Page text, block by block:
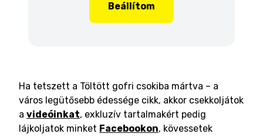
Beállítom
Ha tetszett a Töltött gofri csokiba mártva – a
város legütősebb édessége cikk, akkor csekkoljátok
a videóinkat, exkluzív tartalmakért pedig
lájkoljatok minket Facebookon, kövessetek